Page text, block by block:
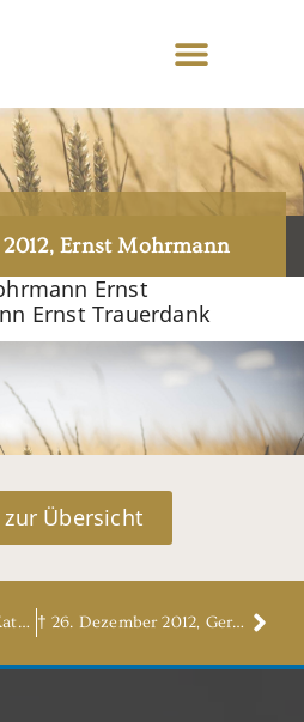
Ernst Mohrmann
Übersicht
† 20.Dezember 2012, Katrin Heerens, geb. Baum † 26. Dezember 2012, Gertrud Löffler, geb. Pietsch